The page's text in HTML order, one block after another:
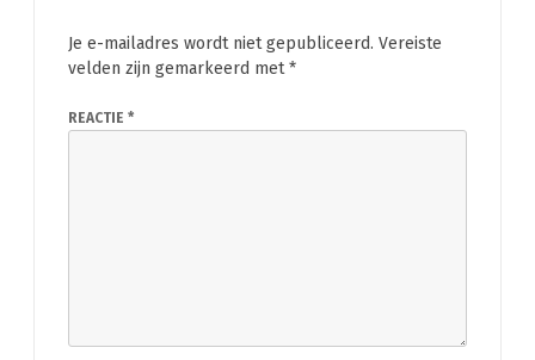
Je e-mailadres wordt niet gepubliceerd. Vereiste
velden zijn gemarkeerd met*
REACTIE *